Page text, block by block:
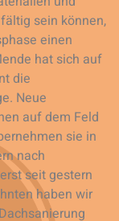
sein können,
einen
hat sich auf
die
Neue
auf dem Feld
sie in
nach
seit gestern
haben wir